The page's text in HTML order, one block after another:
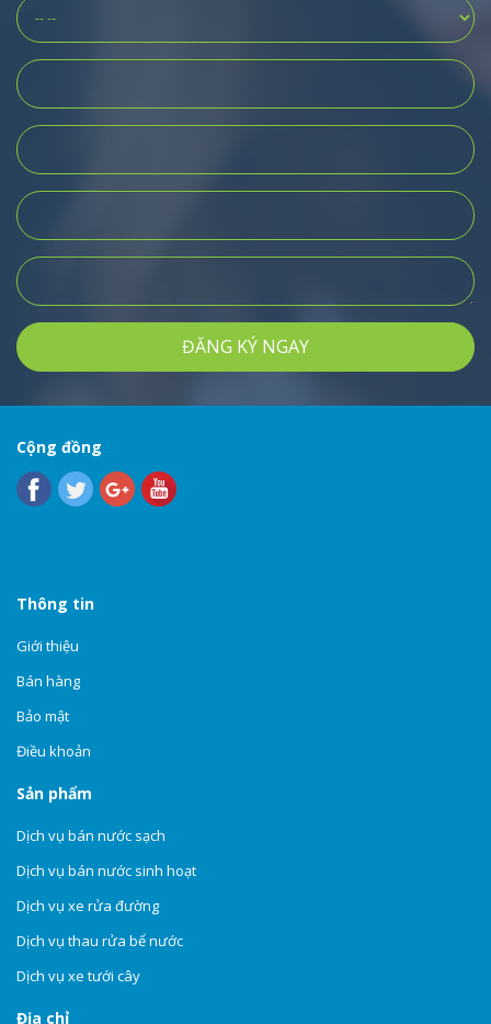
ĐĂNG KÝ NGAY
Cộng đồng
Thông tin
Giới thiệu
Bán hàng
Bảo mật
Điều khoản
Sản phẩm
Dịch vụ bán nước sạch
Dịch vụ bán nước sinh hoạt
Dịch vụ xe rửa đường
Dịch vụ thau rửa bể nước
Dịch vụ xe tưới cây
Địa chỉ